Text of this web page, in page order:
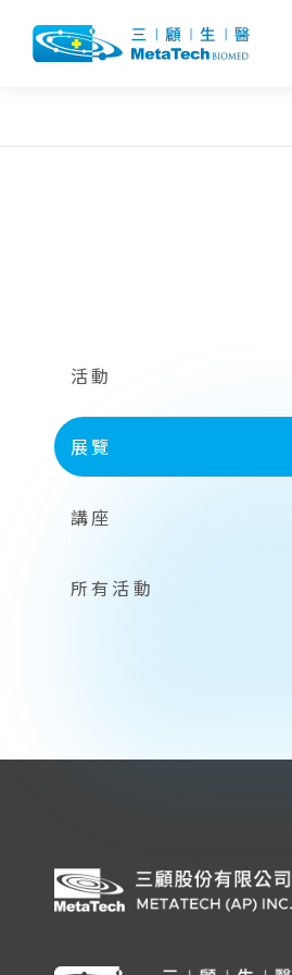
活動
展覽
講座
所有活動